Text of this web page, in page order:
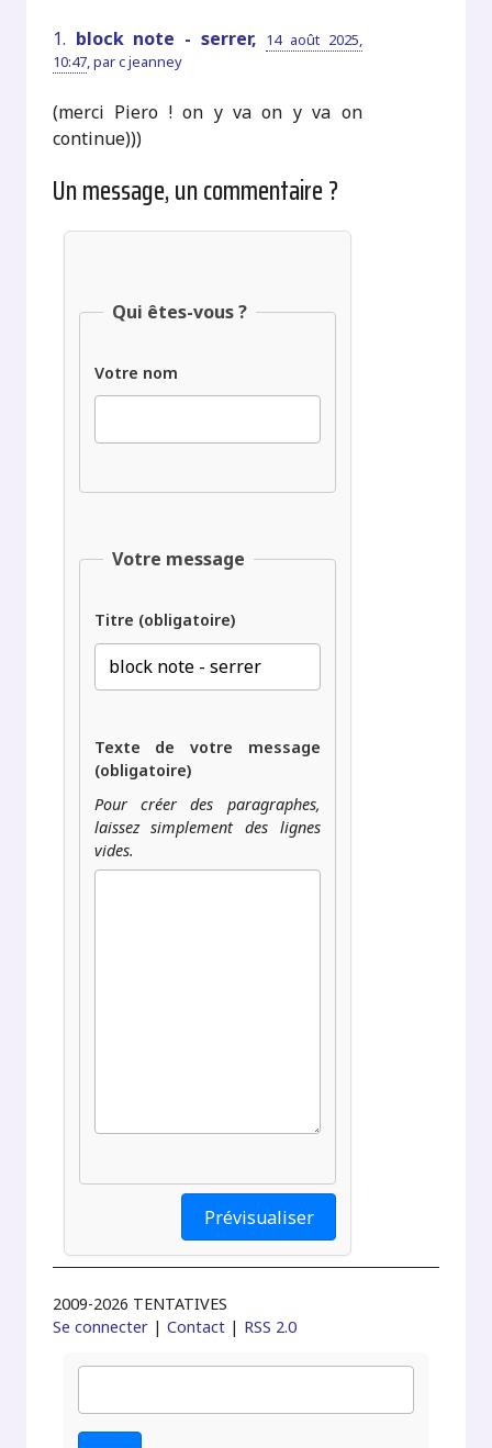
1. block note - serrer, 14 août 2025,
10:47,parc jeanney
(merci Piero ! on y va on y va on
continue)))
Un message, un commentaire ?
Qui êtes-vous ?
Votre nom
Votre message
Titre (obligatoire)
Texte de votre message
(obligatoire)
Pour créer des paragraphes,
laissez simplement des lignes
vides.
2009-2026 TENTATIVES
Se connecter |Contact | RSS 2.0